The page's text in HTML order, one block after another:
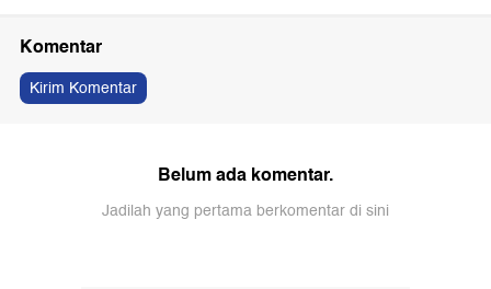
Komentar
Kirim Komentar
Belum ada komentar.
Jadilah yang pertama berkomentar di sini